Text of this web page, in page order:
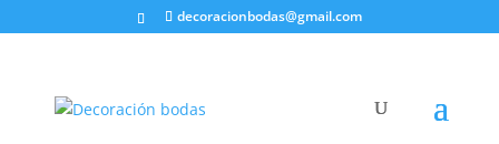
decoracionbodas@gmail.com